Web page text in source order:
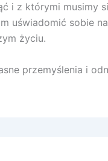
i z którymi musimy
uświadomić sobie
życiu.
przemyślenia i